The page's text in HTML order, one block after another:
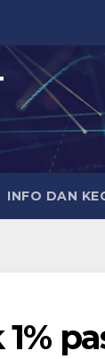
INFO DAN